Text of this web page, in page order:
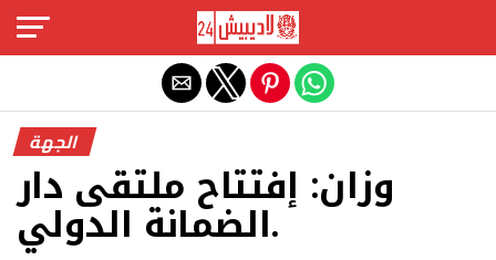
الجهة
وزان: إفتتاح ملتقى دار
الضمانة الدولي.
Exit mobile version